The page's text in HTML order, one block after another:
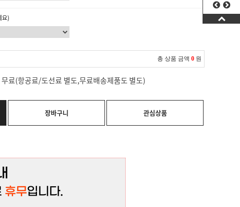
요)
총 상품 금액 0 원
료(항공료/도선료 별도,무료배송제품도 별도)
장바구니 관심상품